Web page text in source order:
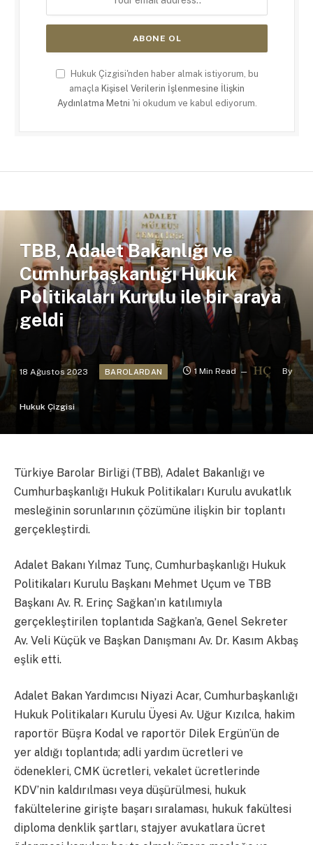
Hukuk Çizgisi'nden haber almak istiyorum, bu
amaçla Kişisel Verilerin İşlenmesine İlişkin
Aydınlatma Metni 'ni okudum ve kabul ediyorum.
TBB, Adalet Bakanlığı ve
Cumhurbaşkanlığı Hukuk
Politikaları Kurulu ile bir araya
geldi
18 Ağustos 2023 BAROLARDAN 1 Min Read By
Hukuk Çizgisi
Türkiye Barolar Birliği (TBB), Adalet Bakanlığı ve
Cumhurbaşkanlığı Hukuk Politikaları Kurulu avukatlık
mesleğinin sorunlarının çözümüne ilişkin bir toplantı
gerçekleştirdi.
Adalet Bakanı Yılmaz Tunç, Cumhurbaşkanlığı Hukuk
Politikaları Kurulu Başkanı Mehmet Uçum ve TBB
Başkanı Av. R. Erinç Sağkan’ın katılımıyla
gerçekleştirilen toplantıda Sağkan’a, Genel Sekreter
Av. Veli Küçük ve Başkan Danışmanı Av. Dr. Kasım Akbaş
eşlik etti.
Adalet Bakan Yardımcısı Niyazi Acar, Cumhurbaşkanlığı
Hukuk Politikaları Kurulu Üyesi Av. Uğur Kızılca, hakim
raportör Büşra Kodal ve raportör Dilek Ergün’ün de
yer aldığı toplantıda; adli yardım ücretleri ve
ödenekleri, CMK ücretleri, vekalet ücretlerinde
KDV’nin kaldırılması veya düşürülmesi, hukuk
fakültelerine girişte başarı sıralaması, hukuk fakültesi
diploma denklik şartları, stajyer avukatlara ücret